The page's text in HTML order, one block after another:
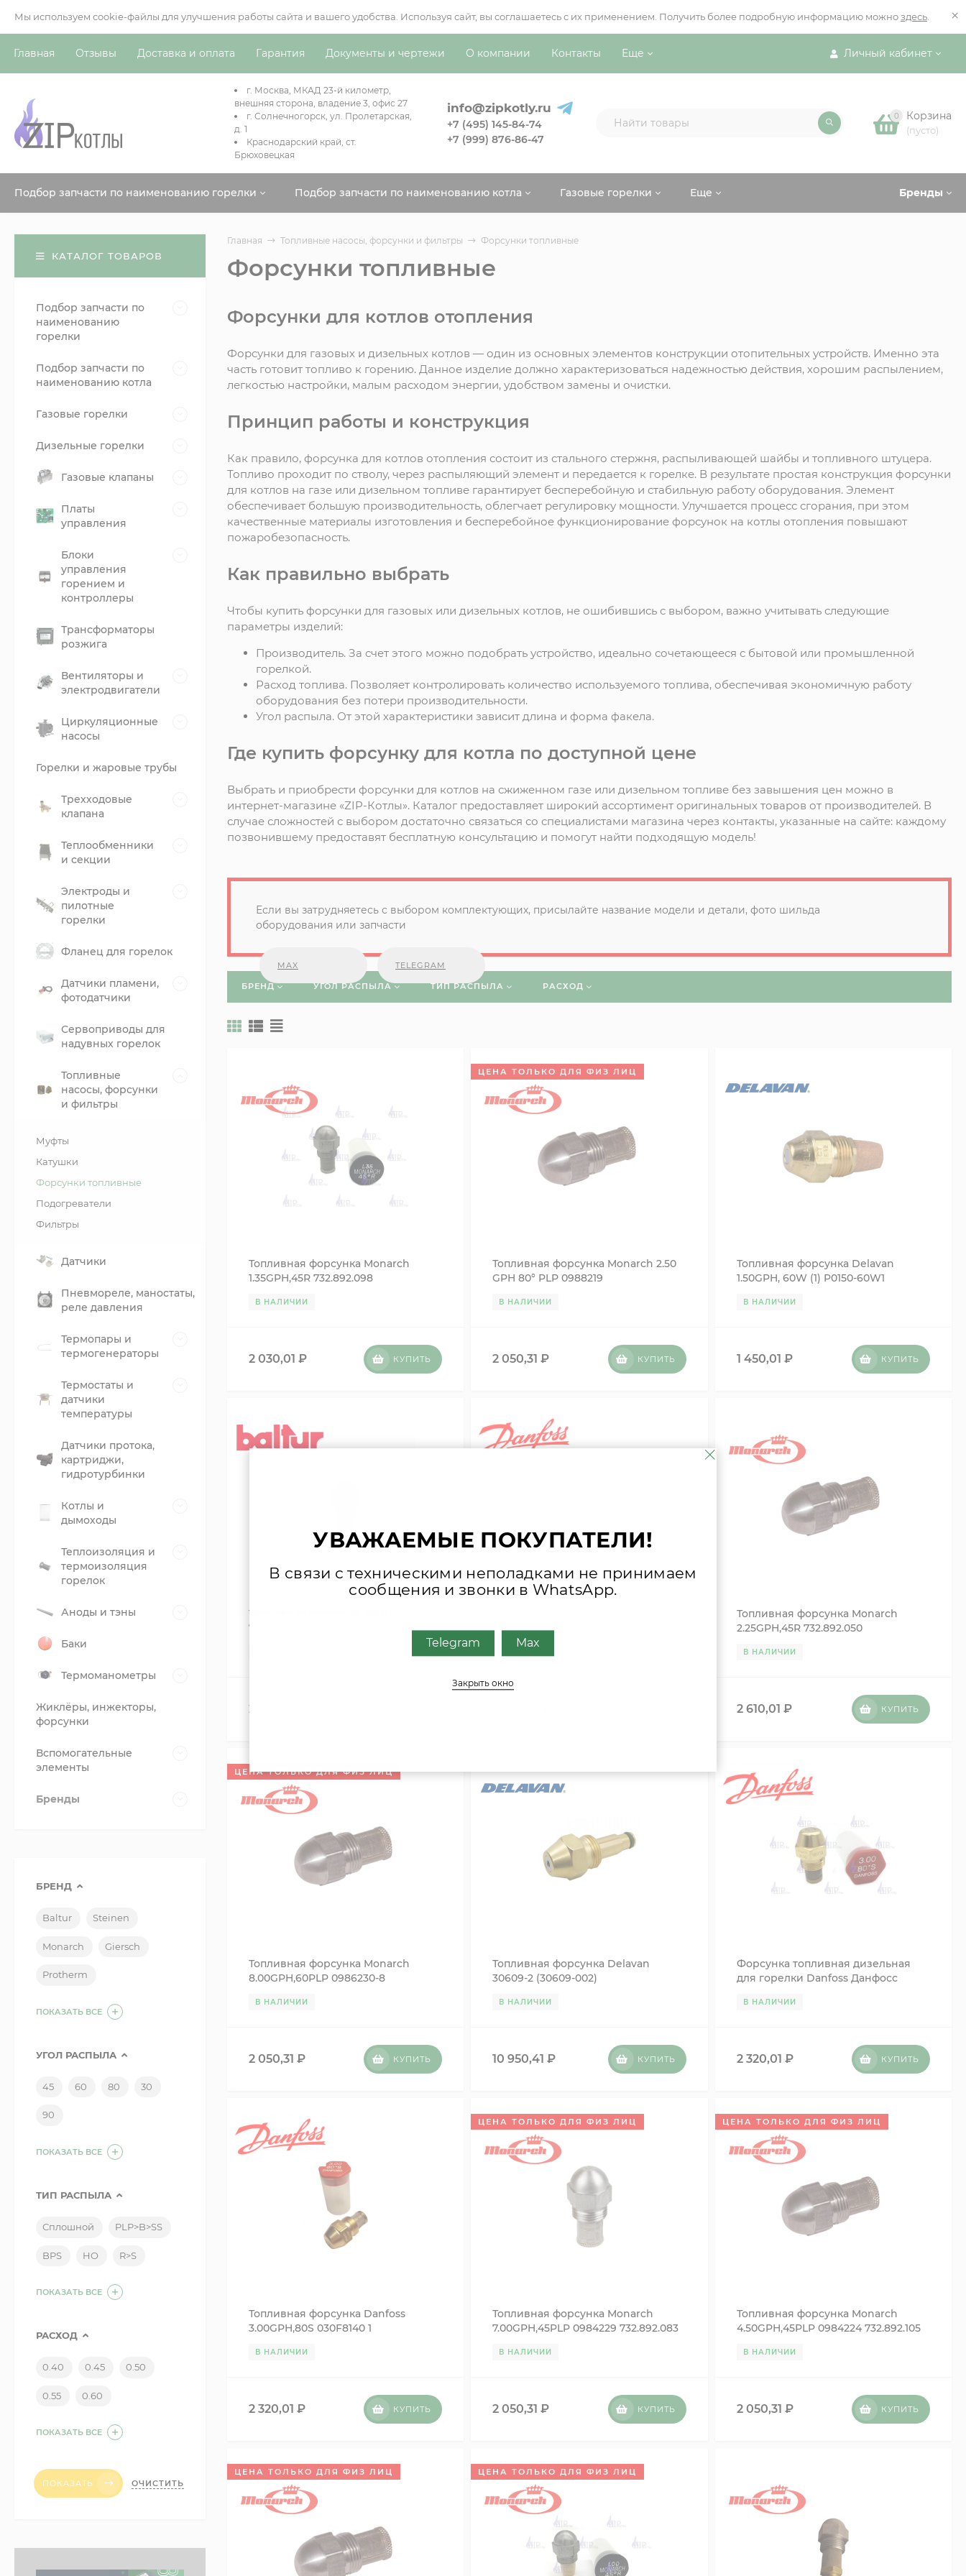
Мы используем cookie-файлы для улучшения работы сайта и вашего удобства. Используя сайт, вы соглашаетесь с их применением. Получить более подробную информацию можно здесь ×
Личный кабинет
Главная Отзывы Доставка и оплата Гарантия Документы и чертежи О компании Контакты Еще
г. Москва, МКАД 23-й километр,
внешняя сторона, владение 3, офис 27
г. Солнечногорск, ул. Пролетарская,
д. 1
Краснодарский край, ст.
Брюховецкая
info@zipkotly.ru
+7 (495) 145-84-74
+7 (999) 876-86-47
0 Корзина
(пусто)
Бренды
Подбор запчасти по наименованию горелки Подбор запчасти по наименованию котла Газовые горелки Еще
Главная Топливные насосы, форсунки и фильтры Форсунки топливные
Форсунки топливные
Форсунки для котлов отопления
Форсунки для газовых и дизельных котлов — один из основных элементов конструкции отопительных устройств. Именно эта
часть готовит топливо к горению. Данное изделие должно характеризоваться надежностью действия, хорошим распылением,
легкостью настройки, малым расходом энергии, удобством замены и очистки.
Принцип работы и конструкция
Как правило, форсунка для котлов отопления состоит из стального стержня, распыливающей шайбы и топливного штуцера.
Топливо проходит по стволу, через распыляющий элемент и передается к горелке. В результате простая конструкция форсунки
для котлов на газе или дизельном топливе гарантирует бесперебойную и стабильную работу оборудования. Элемент
обеспечивает большую производительность, облегчает регулировку мощности. Улучшается процесс сгорания, при этом
качественные материалы изготовления и бесперебойное функционирование форсунок на котлы отопления повышают
пожаробезопасность.
Как правильно выбрать
Чтобы купить форсунки для газовых или дизельных котлов, не ошибившись с выбором, важно учитывать следующие
параметры изделий:
Производитель. За счет этого можно подобрать устройство, идеально сочетающееся с бытовой или промышленной
горелкой.
Расход топлива. Позволяет контролировать количество используемого топлива, обеспечивая экономичную работу
оборудования без потери производительности.
Угол распыла. От этой характеристики зависит длина и форма факела.
Где купить форсунку для котла по доступной цене
Выбрать и приобрести форсунки для котлов на сжиженном газе или дизельном топливе без завышения цен можно в
интернет-магазине «ZIP-Котлы». Каталог предоставляет широкий ассортимент оригинальных товаров от производителей. В
случае сложностей с выбором достаточно связаться со специалистами магазина через контакты, указанные на сайте: каждому
позвонившему предоставят бесплатную консультацию и помогут найти подходящую модель!
Если вы затрудняетесь с выбором комплектующих, присылайте название модели и детали, фото шильда
оборудования или запчасти
MAX TELEGRAM
БРЕНД УГОЛ РАСПЫЛА ТИП РАСПЫЛА РАСХОД
Топливная форсунка Monarch
1.35GPH,45R 732.892.098
В НАЛИЧИИ
2 030,01 ₽ КУПИТЬ
ЦЕНА ТОЛЬКО ДЛЯ ФИЗ ЛИЦ
Топливная форсунка Monarch 2.50
GPH 80° PLP 0988219
В НАЛИЧИИ
2 050,31₽ КУПИТЬ
Топливная форсунка Delavan
1.50GPH, 60W (1) P0150-60W1
В НАЛИЧИИ
1 450,01 ₽ КУПИТЬ
Топливная форсунка Baltur
7.00GPH,45PLP 0005070001
2 050,31
для горелки Danfoss Данфосс
31.50GPH,80В 030B0255 327.892.186
Топливная форсунка Monarch
2.25GPH,45R 732.892.050
В НАЛИЧИИ
2 610,01 ₽ КУПИТЬ
ЦЕНА ТОЛЬКО ДЛЯ ФИЗ ЛИЦ
Топливная форсунка Monarch
8.00GPH,60PLP 0986230-8
В НАЛИЧИИ
2 050,31 ₽ КУПИТЬ
Топливная форсунка Delavan
30609-2 (30609-002)
В НАЛИЧИИ
10 950,41₽ КУПИТЬ
Форсунка топливная дизельная
для горелки Danfoss Данфосс
В НАЛИЧИИ
2 320,01 ₽ КУПИТЬ
Топливная форсунка Danfoss
3.00GPH,80S 030F8140 1
В НАЛИЧИИ
2 320,01 ₽ КУПИТЬ
ЦЕНА ТОЛЬКО ДЛЯ ФИЗ ЛИЦ
Топливная форсунка Monarch
7.00GPH,45PLP 0984229 732.892.083
В НАЛИЧИИ
2 050,31₽ КУПИТЬ
ЦЕНА ТОЛЬКО ДЛЯ ФИЗ ЛИЦ
Топливная форсунка Monarch
4.50GPH,45PLP 0984224 732.892.105
В НАЛИЧИИ
2 050,31 ₽ КУПИТЬ
ЦЕНА ТОЛЬКО ДЛЯ ФИЗ ЛИЦ ЦЕНА ТОЛЬКО ДЛЯ ФИЗ ЛИЦ
КАТАЛОГ ТОВАРОВ
Подбор запчасти по
наименованию
горелки
Подбор запчасти по
наименованию котла
Газовые горелки
Дизельные горелки
Газовые клапаны
Платы
управления
Блоки
управления
горением и
контроллеры
Трансформаторы
розжига
Вентиляторы и
электродвигатели
Циркуляционные
насосы
Горелки и жаровые трубы
Трехходовые
клапана
Теплообменники
и секции
Электроды и
пилотные
горелки
Фланец для горелок
Датчики пламени,
фотодатчики
Сервоприводы для
надувных горелок
Топливные
насосы, форсунки
и фильтры
Муфты
Катушки
Форсунки топливные
Подогреватели
Фильтры
Датчики
Пневмореле, маностаты,
реле давления
Термопары и
термогенераторы
Термостаты и
датчики
температуры
Датчики протока,
картриджи,
гидротурбинки
Котлы и
дымоходы
Теплоизоляция и
термоизоляция
горелок
Аноды и тэны
Баки
Термоманометры
Жиклёры, инжекторы,
форсунки
Вспомогательные
элементы
Бренды
БРЕНД
Baltur Steinen
Monarch Giersch
Protherm
ПОКАЗАТЬ ВСЕ
УГОЛ РАСПЫЛА
45 60 80 30
90
ПОКАЗАТЬ ВСЕ
ТИП РАСПЫЛА
Сплошной PLP>B>SS
BPS HO R>S
ПОКАЗАТЬ ВСЕ
РАСХОД
0.40 0.45 0.50
0.55 0.60
ПОКАЗАТЬ ВСЕ
ПОКАЗАТЬ ОЧИСТИТЬ
УВАЖАЕМЫЕ ПОКУПАТЕЛИ!
В связи с техническими неполадками не принимаем
сообщения и звонки в WhatsApp.
Telegram Max
Закрыть окно